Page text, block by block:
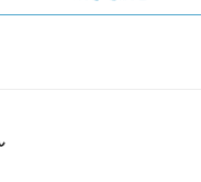
book/b657034.html